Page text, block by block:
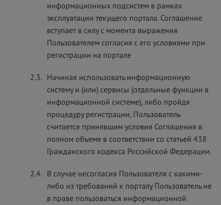
информационных подсистем в рамках
эксплуатации текущего портала. Соглашение
вступает в силу с момента выражения
Пользователем согласия с его условиями при
регистрации на портале
2.3. Начиная использовать информационную
систему и (или) сервисы (отдельные функции в
информационной системе), либо пройдя
процедуру регистрации, Пользователь
считается принявшим условия Соглашения в
полном объеме в соответствии со статьей 438
Гражданского кодекса Российской Федерации.
2.4. В случае несогласия Пользователя с какими-
либо из требований к порталу Пользователь не
в праве пользоваться информационной